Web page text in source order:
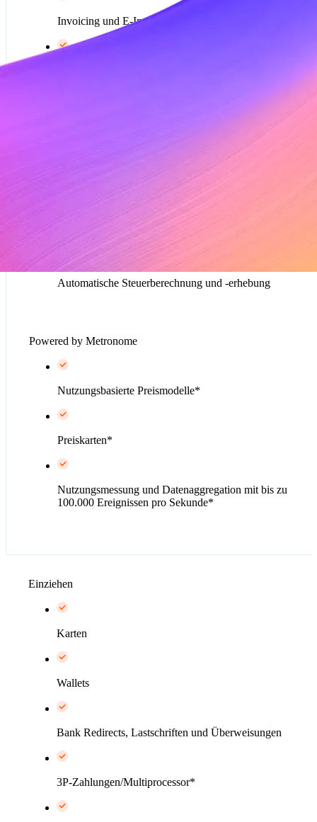
Invoicing und E-Invoicing
Benutzerdefinierte Abrechnung
Automatische Steuerberechnung und -erhebung
Powered by Metronome
Nutzungsbasierte Preismodelle*
Preiskarten*
Nutzungsmessung und Datenaggregation mit bis zu
100.000 Ereignissen pro Sekunde*
Einziehen
Karten
Wallets
Bank Redirects, Lastschriften und Überweisungen
3P-Zahlungen/Multiprocessor*